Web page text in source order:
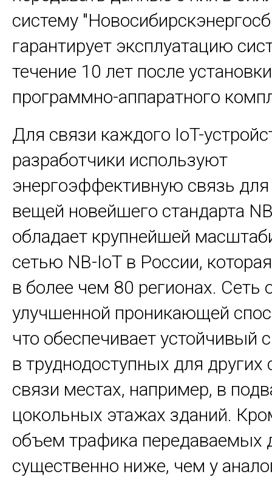
систему
гарантирует эксплуатацию
течение 10 лет после установки
программно-аппаратного
Для связи каждого IoT-
разработчики используют
энергоэффективную связь для
вещей новейшего стандарта
обладает крупнейшей
сетью NB-IoT в России,
в более чем 80 регионах. Сеть
улучшенной проникающей
что обеспечивает устойчивый
в труднодоступных для других
связи местах, например, в
цокольных этажах зданий.
объем трафика передаваемых
существенно ниже, чем у